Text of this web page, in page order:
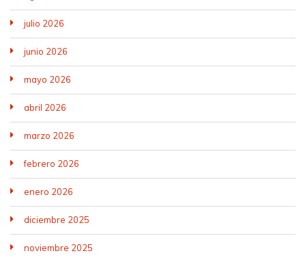
julio 2026
junio 2026
mayo 2026
abril 2026
marzo 2026
febrero 2026
enero 2026
diciembre 2025
noviembre 2025